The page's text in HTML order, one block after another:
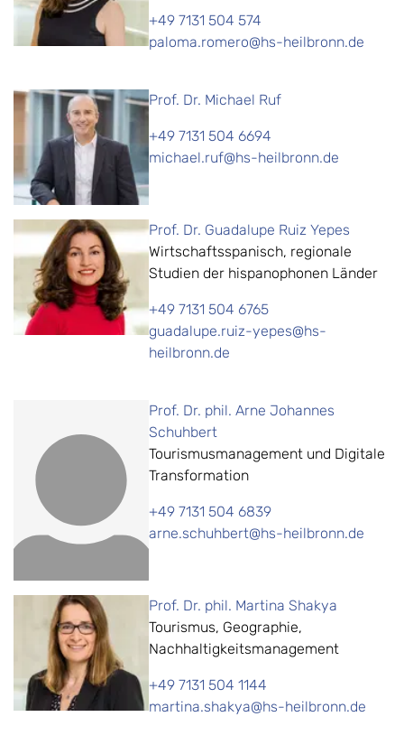
+49 7131 504 574
paloma.romero@hs-heilbronn.de
Prof. Dr. Michael Ruf
+49 7131 504 6694
michael.ruf@hs-heilbronn.de
Prof. Dr. Guadalupe Ruiz Yepes
Wirtschaftsspanisch, regionale
Studien der hispanophonen Länder
+49 7131 504 6765
guadalupe.ruiz-yepes@hs-
heilbronn.de
Prof. Dr. phil. Arne Johannes
Schuhbert
Tourismusmanagement und Digitale
Transformation
+49 7131 504 6839
arne.schuhbert@hs-heilbronn.de
Prof. Dr. phil. Martina Shakya
Tourismus, Geographie,
Nachhaltigkeitsmanagement
+49 7131 504 1144
martina.shakya@hs-heilbronn.de